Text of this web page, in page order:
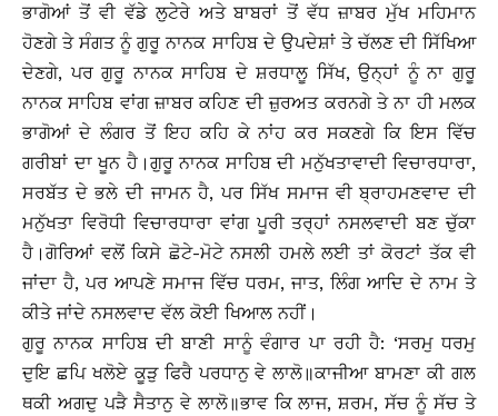
ਭਾਗੋਆਂ ਤੋਂ ਵੀ ਵੱਡੇ ਲੁਟੇਰੇ ਅਤੇ ਬਾਬਰਾਂ ਤੋਂ ਵੱਧ ਜ਼ਾਬਰ ਮੁੱਖ ਮਹਿਮਾਨ
ਹੋਣਗੇ ਤੇ ਸੰਗਤ ਨੂੰ ਗੁਰੂ ਨਾਨਕ ਸਾਹਿਬ ਦੇ ਉਪਦੇਸ਼ਾਂ ਤੇ ਚੱਲਣ ਦੀ ਸਿੱਖਿਆ
ਦੇਣਗੇ, ਪਰ ਗੁਰੂ ਨਾਨਕ ਸਾਹਿਬ ਦੇ ਸ਼ਰਧਾਲੂ ਸਿੱਖ, ਉਨ੍ਹਾਂ ਨੂੰ ਨਾ ਗੁਰੂ
ਨਾਨਕ ਸਾਹਿਬ ਵਾਂਗ ਜ਼ਾਬਰ ਕਹਿਣ ਦੀ ਜ਼ੁਰਅਤ ਕਰਨਗੇ ਤੇ ਨਾ ਹੀ ਮਲਕ
ਭਾਗੋਆਂ ਦੇ ਲੰਗਰ ਤੋਂ ਇਹ ਕਹਿ ਕੇ ਨਾਂਹ ਕਰ ਸਕਣਗੇ ਕਿ ਇਸ ਵਿੱਚ
ਗਰੀਬਾਂ ਦਾ ਖੂਨ ਹੈ।ਗੁਰੂ ਨਾਨਕ ਸਾਹਿਬ ਦੀ ਮਨੁੱਖਤਾਵਾਦੀ ਵਿਚਾਰਧਾਰਾ,
ਸਰਬੱਤ ਦੇ ਭਲੇ ਦੀ ਜਾਮਨ ਹੈ, ਪਰ ਸਿੱਖ ਸਮਾਜ ਵੀ ਬ੍ਰਾਹਮਣਵਾਦ ਦੀ
ਮਨੁੱਖਤਾ ਵਿਰੋਧੀ ਵਿਚਾਰਧਾਰਾ ਵਾਂਗ ਪੂਰੀ ਤਰ੍ਹਾਂ ਨਸਲਵਾਦੀ ਬਣ ਚੁੱਕਾ
ਹੈ।ਗੋਰਿਆਂ ਵਲੋਂ ਕਿਸੇ ਛੋਟੇ-ਮੋਟੇ ਨਸਲੀ ਹਮਲੇ ਲਈ ਤਾਂ ਕੋਰਟਾਂ ਤੱਕ ਵੀ
ਜਾਂਦਾ ਹੈ, ਪਰ ਆਪਣੇ ਸਮਾਜ ਵਿੱਚ ਧਰਮ, ਜਾਤ, ਲਿੰਗ ਆਦਿ ਦੇ ਨਾਮ ਤੇ
ਕੀਤੇ ਜਾਂਦੇ ਨਸਲਵਾਦ ਵੱਲ ਕੋਈ ਖਿਆਲ ਨਹੀਂ।
ਗੁਰੂ ਨਾਨਕ ਸਾਹਿਬ ਦੀ ਬਾਣੀ ਸਾਨੂੰ ਵੰਗਾਰ ਪਾ ਰਹੀ ਹੈ: ‘ਸਰਮੁ ਧਰਮੁ
ਦੁਇ ਛਪਿ ਖਲੋਏ ਕੂੜੁ ਫਿਰੈ ਪਰਧਾਨੁ ਵੇ ਲਾਲੋ॥ਕਾਜੀਆ ਬਾਮਣਾ ਕੀ ਗਲ
ਥਕੀ ਅਗਦੁ ਪੜੈ ਸੈਤਾਨੁ ਵੇ ਲਾਲੋ॥ਭਾਵ ਕਿ ਲਾਜ, ਸ਼ਰਮ, ਸੱਚ ਨੂੰ ਸੱਚ ਤੇ